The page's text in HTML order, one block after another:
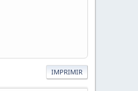
IMPRIMIR